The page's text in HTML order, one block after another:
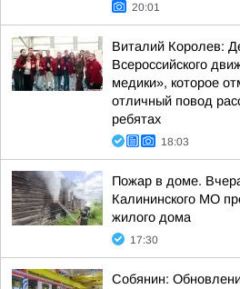
20:01
Виталий Королев:
Всероссийского
медики», которое
отличный повод
ребятах
18:03
Пожар в доме.
Калининского МО
жилого дома
17:30
Собянин: